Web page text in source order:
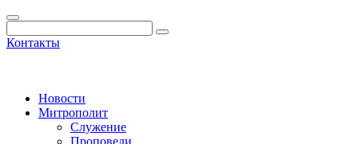
Контакты
Новости
Митрополит
Служение
Проповеди